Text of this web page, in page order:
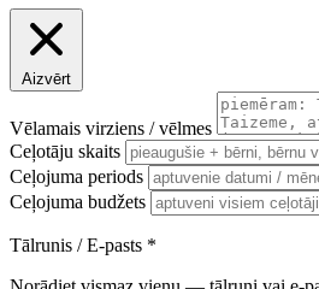
Aizvērt
Vēlamais virziens / vēlmes
Ceļotāju skaits
Ceļojuma periods
Ceļojuma budžets
Tālrunis / E-pasts *